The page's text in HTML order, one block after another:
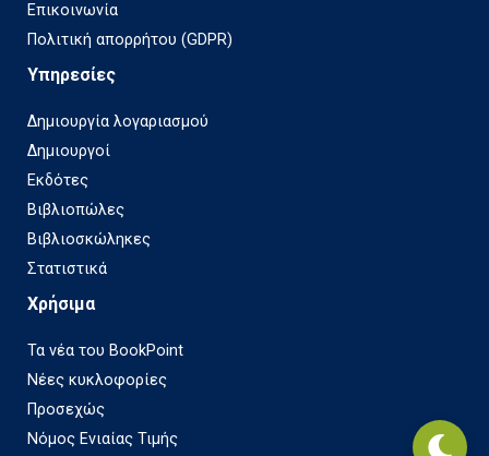
Επικοινωνία
Πολιτική απορρήτου (GDPR)
Υπηρεσίες
Δημιουργία λογαριασμού
Δημιουργοί
Εκδότες
Βιβλιοπώλες
Βιβλιοσκώληκες
Στατιστικά
Χρήσιμα
Τα νέα του BookPoint
Νέες κυκλοφορίες
Προσεχώς
Νόμος Ενιαίας Τιμής